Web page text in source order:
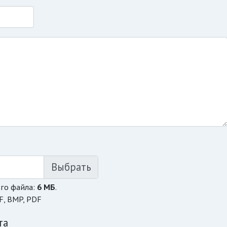
файла: 6 МБ.
BMP, PDF